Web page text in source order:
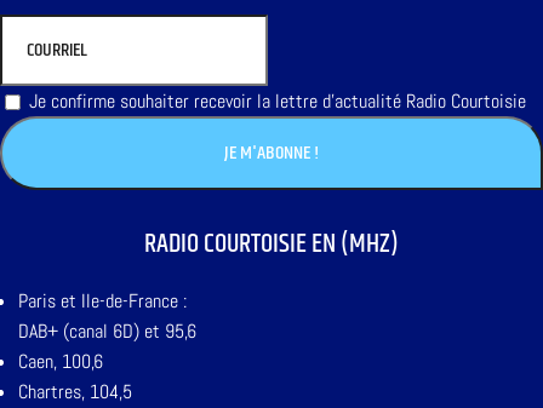
Je confirme souhaiter recevoir la lettre d'actualité Radio Courtoisie
RADIO COURTOISIE EN (MHZ)
Paris et Ile-de-France :
DAB+ (canal 6D) et 95,6
Caen, 100,6
Chartres, 104,5